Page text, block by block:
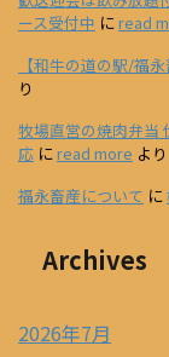
ース受付中 に read
【和牛の道の駅/福
り
牧場直営の焼肉弁当
応 に read more より
福永畜産について に
Archives
2026年7月